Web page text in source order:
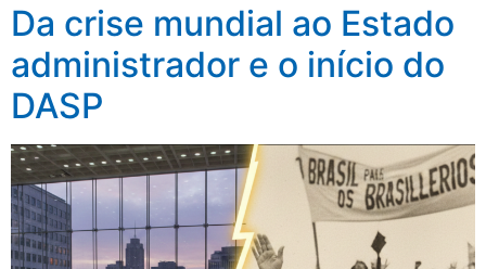
Da crise mundial ao Estado
administrador e o início do
DASP